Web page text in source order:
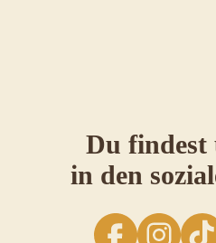
Du findest
in den
facebook